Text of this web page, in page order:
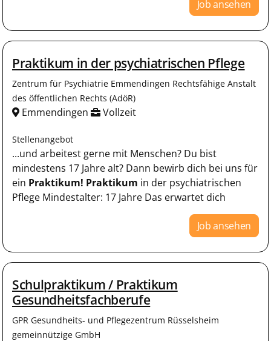
Job ansehen
Praktikum in der psychiatrischen Pflege
Zentrum für Psychiatrie Emmendingen Rechtsfähige Anstalt
des öffentlichen Rechts (AdöR)
Emmendingen Vollzeit
Stellenangebot
...und arbeitest gerne mit Menschen? Du bist
mindestens 17 Jahre alt? Dann bewirb dich bei uns für
ein Praktikum! Praktikum in der psychiatrischen
Pflege Mindestalter: 17 Jahre Das erwartet dich
Job ansehen
Schulpraktikum / Praktikum
Gesundheitsfachberufe
GPR Gesundheits- und Pflegezentrum Rüsselsheim
gemeinnützige GmbH